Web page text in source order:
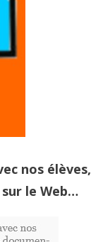
nos élèves,
le Web…